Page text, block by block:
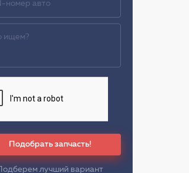
Подобрать запчасть!
Подберем лучший вариант